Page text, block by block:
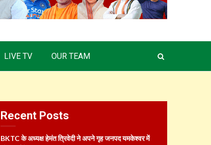
LIVE TV OUR TEAM
Recent Posts
BKTC के अध्यक्ष हेमंत त्रिवेदी ने अपने गृह जनपद यमकेश्वर में